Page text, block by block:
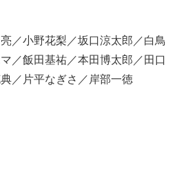
／小野花梨／坂口涼太郎／白鳥
／飯田基祐／本田博太郎／田口
／片平なぎさ／岸部一徳